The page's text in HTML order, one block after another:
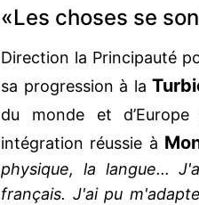
«Les choses se
Direction la Principauté
sa progression à la
du monde et d’Europe
intégration réussie à
physique, la langue...
français. J'ai pu